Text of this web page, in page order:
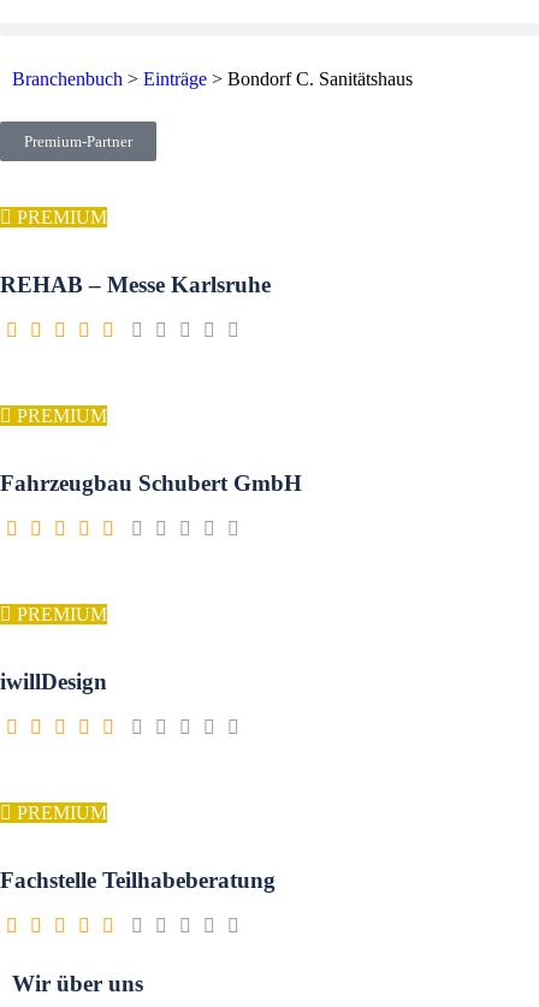
Branchenbuch > Einträge > Bondorf C. Sanitätshaus
Premium-Partner
PREMIUM
REHAB – Messe Karlsruhe
PREMIUM
Fahrzeugbau Schubert GmbH
PREMIUM
iwillDesign
PREMIUM
Fachstelle Teilhabeberatung
Wir über uns